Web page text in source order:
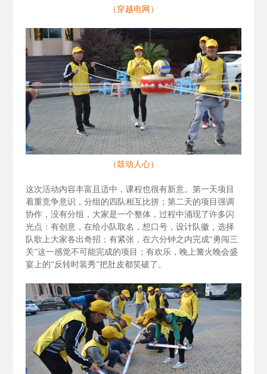
（穿越电网）
（鼓动人心）
这次活动内容丰富且适中，课程也很有新意。第一天项目
着重竞争意识，分组的四队相互比拼；第二天的项目强调
协作，没有分组，大家是一个整体，过程中涌现了许多闪
光点：有创意，在给小队取名，想口号，设计队徽，选择
队歌上大家各出奇招；有紧张，在六分钟之内完成“勇闯三
关”这一感觉不可能完成的项目；有欢乐，晚上篝火晚会盛
宴上的“反转时装秀”把肚皮都笑破了。